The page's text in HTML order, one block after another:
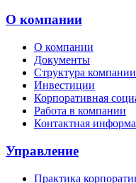
О компании
О компании
Документы
Структура компании
Инвестиции
Корпоративная
Работа в компании
Контактная
Управление
Практика